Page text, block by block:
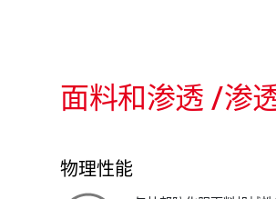
面料和渗透 /渗
物理性能